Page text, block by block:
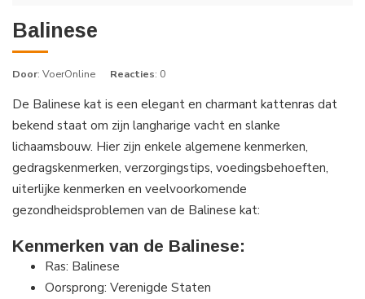
Balinese
Door: VoerOnline Reacties: 0
De Balinese kat is een elegant en charmant kattenras dat
bekend staat om zijn langharige vacht en slanke
lichaamsbouw. Hier zijn enkele algemene kenmerken,
gedragskenmerken, verzorgingstips, voedingsbehoeften,
uiterlijke kenmerken en veelvoorkomende
gezondheidsproblemen van de Balinese kat:
Kenmerken van de Balinese:
Ras: Balinese
Oorsprong: Verenigde Staten